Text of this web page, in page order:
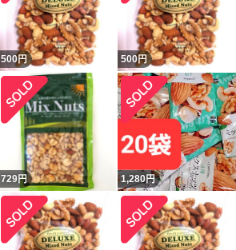
500円 500円
729円 1,280円